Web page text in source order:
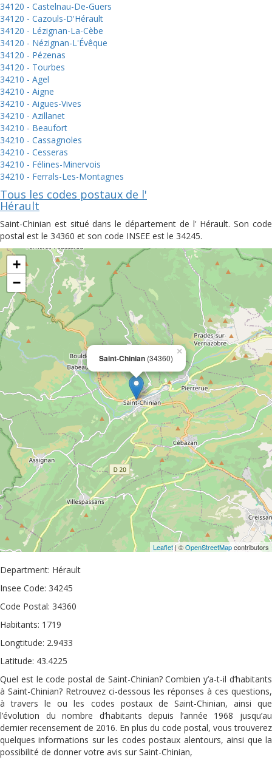
34120 - Castelnau-De-Guers
34120 - Cazouls-D'Hérault
34120 - Lézignan-La-Cèbe
34120 - Nézignan-L'Évêque
34120 - Pézenas
34120 - Tourbes
34210 - Agel
34210 - Aigne
34210 - Aigues-Vives
34210 - Azillanet
34210 - Beaufort
34210 - Cassagnoles
34210 - Cesseras
34210 - Félines-Minervois
34210 - Ferrals-Les-Montagnes
Tous les codes postaux de l'
Hérault
Saint-Chinian est situé dans le département de l' Hérault. Son code
postal est le 34360 et son code INSEE est le 34245.
Saint-Chinian (34360)
×
+
−
Leaflet| ©OpenStreetMapcontributors
Department: Hérault
Insee Code: 34245
Code Postal: 34360
Habitants: 1719
Longtitude: 2.9433
Latitude: 43.4225
Quel est le code postal de Saint-Chinian? Combien y’a-t-il d’habitants
à Saint-Chinian? Retrouvez ci-dessous les réponses à ces questions,
à travers le ou les codes postaux de Saint-Chinian, ainsi que
l’évolution du nombre d’habitants depuis l’année 1968 jusqu’au
dernier recensement de 2016. En plus du code postal, vous trouverez
quelques informations sur les codes postaux alentours, ainsi que la
possibilité de donner votre avis sur Saint-Chinian,